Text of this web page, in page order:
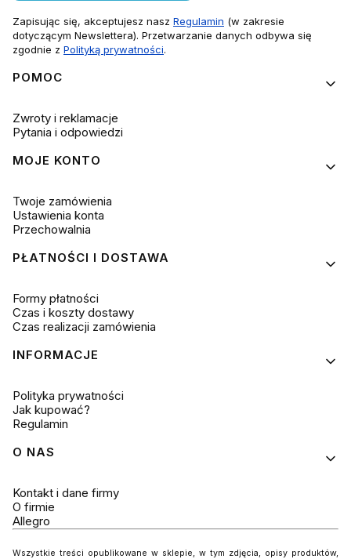
Zapisując się, akceptujesz nasz Regulamin (w zakresie
dotyczącym Newslettera). Przetwarzanie danych odbywa się
zgodnie z Polityką prywatności.
Linki w stopce
POMOC
Zwroty i reklamacje
Pytania i odpowiedzi
MOJE KONTO
Twoje zamówienia
Ustawienia konta
Przechowalnia
PŁATNOŚCI I DOSTAWA
Formy płatności
Czas i koszty dostawy
Czas realizacji zamówienia
INFORMACJE
Polityka prywatności
Jak kupować?
Regulamin
O NAS
Kontakt i dane firmy
O firmie
Allegro
Wszystkie treści opublikowane w sklepie, w tym zdjęcia, opisy produktów,